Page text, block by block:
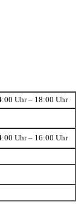
Uhr – 18:00 Uhr
Uhr – 16:00 Uhr